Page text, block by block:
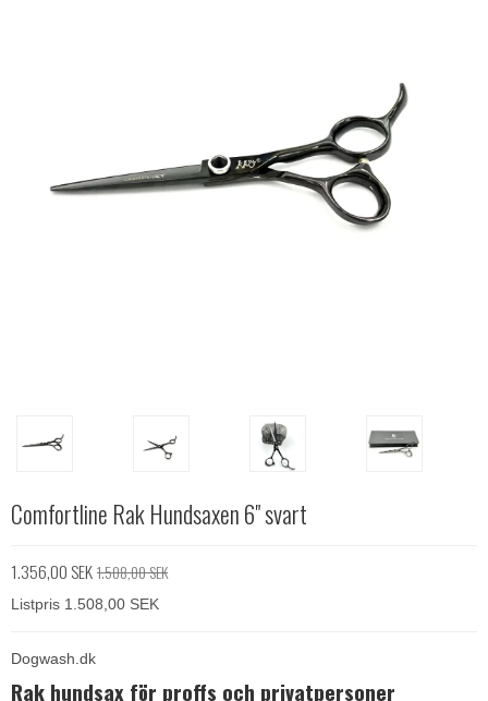
Comfortline Rak Hundsaxen 6" svart
1.356,00 SEK1.508,00 SEK
Listpris 1.508,00 SEK
Dogwash.dk
Rak hundsax för proffs och privatpersoner